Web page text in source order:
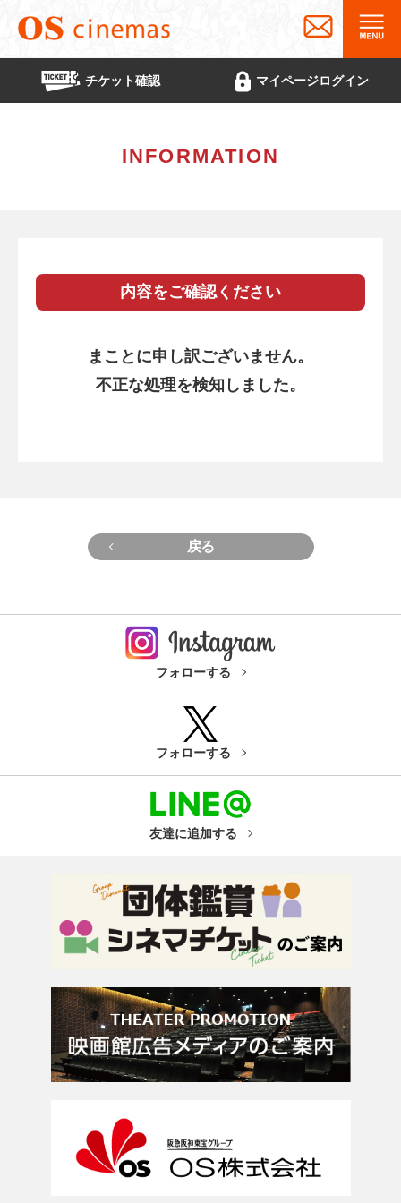
チケット確認 マイページログイン
INFORMATION
内容をご確認ください
まことに申し訳ございません。
不正な処理を検知しました。
戻る
フォローする
フォローする
友達に追加する